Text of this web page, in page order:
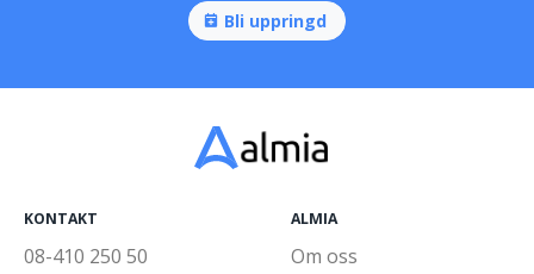
Bli uppringd
KONTAKT
08-410 250 50
ALMIA
Om oss